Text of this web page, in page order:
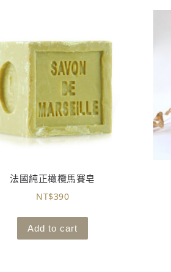
法國純正橄欖馬賽皂
NT$390
Add to cart